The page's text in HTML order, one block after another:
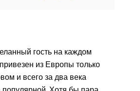
гость на каждом
из Европы только
и всего за два века